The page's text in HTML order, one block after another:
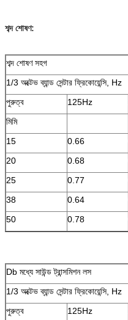
শব্দ শোষণ:
শব্দ শোষণ সহগ
1/3 অক্টেভ ব্যান্ড সেন্টার ফ্রিকোয়েন্সি, Hz
পুরুত্ব
125Hz
মিমি
15
0.66
20
0.68
25
0.77
38
0.64
50
0.78
Db মধ্যে সাউন্ড ট্রান্সমিশন লস
1/3 অক্টেভ ব্যান্ড সেন্টার ফ্রিকোয়েন্সি, Hz
পুরুত্ব
125Hz